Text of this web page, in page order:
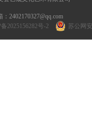
：2402170327@qq.com
2025156282号-2 苏公网